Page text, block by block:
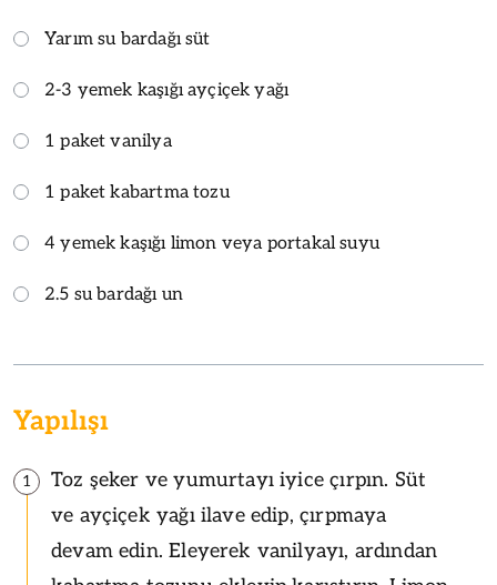
Yarım su bardağı süt
2-3 yemek kaşığı ayçiçek yağı
1 paket vanilya
1 paket kabartma tozu
4 yemek kaşığı limon veya portakal suyu
2.5 su bardağı un
Yapılışı
1
Toz şeker ve yumurtayı iyice çırpın. Süt
ve ayçiçek yağı ilave edip, çırpmaya
devam edin. Eleyerek vanilyayı, ardından